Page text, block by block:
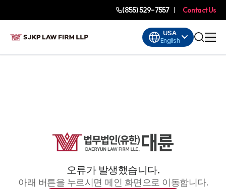
(855) 529-7557 Contact Us
USA
English
오류가 발생했습니다.
아래 버튼을 누르시면 메인 화면으로 이동합니다.